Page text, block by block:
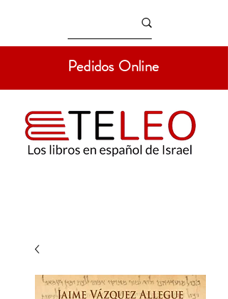
Pedidos Online